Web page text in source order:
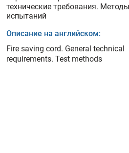
технические требования. Методы
испытаний
Описание на английском:
Fire saving cord. General technical
requirements. Test methods